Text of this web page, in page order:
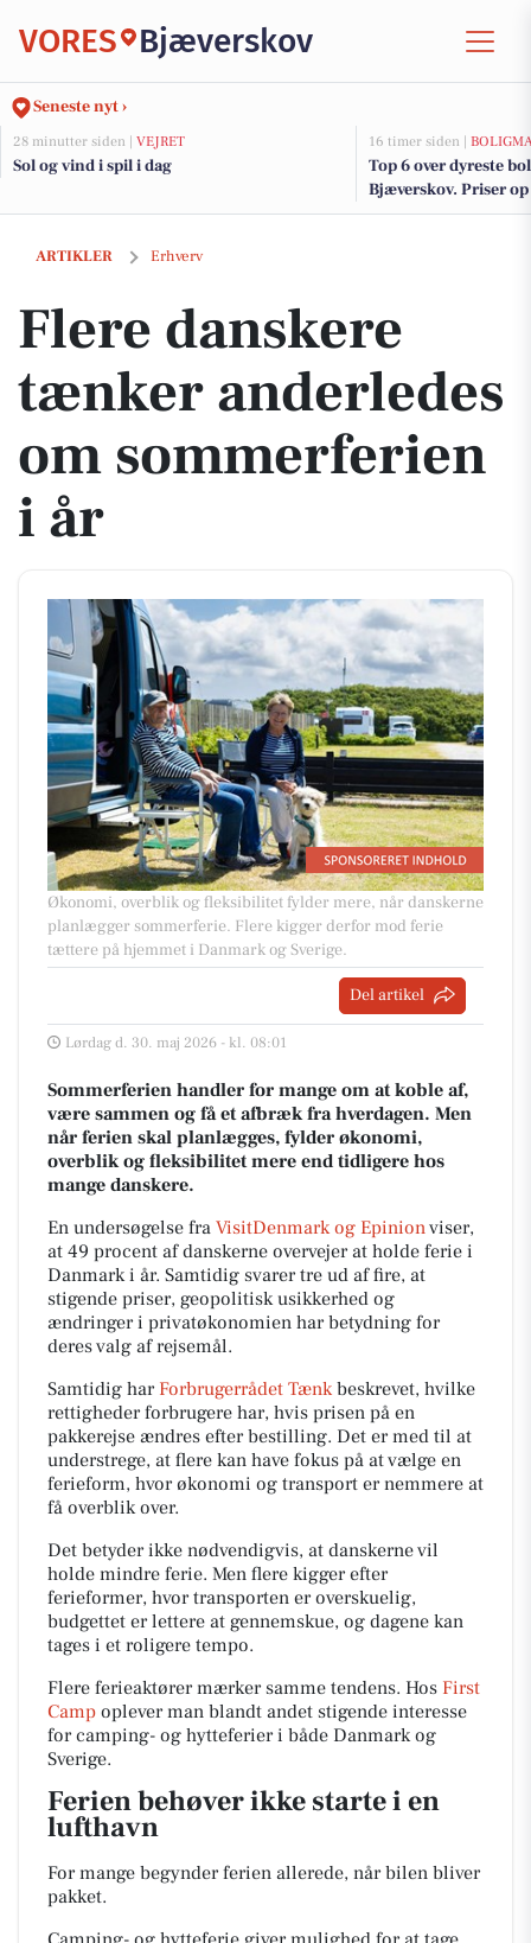
VORES Bjæverskov
Seneste nyt ›
28 minutter siden | VEJRET
Sol og vind i spil i dag
16 timer siden |
Top 6 over dyreste
Bjæverskov. Priser
ARTIKLER Erhverv
Flere danskere tænker anderledes om sommerferien i år
Flere danskere
tænker anderledes
om sommerferien
i år
Økonomi, overblik og fleksibilitet fylder mere, når danskerne
planlægger sommerferie. Flere kigger derfor mod ferie
tættere på hjemmet i Danmark og Sverige.
Del artikel
Lørdag d. 30. maj 2026 - kl. 08:01
Sommerferien handler for mange om at koble af,
være sammen og få et afbræk fra hverdagen. Men
når ferien skal planlægges, fylder økonomi,
overblik og fleksibilitet mere end tidligere hos
mange danskere.
En undersøgelse fra VisitDenmark og Epinionviser,
at 49 procent af danskerne overvejer at holde ferie i
Danmark i år. Samtidig svarer tre ud af fire, at
stigende priser, geopolitisk usikkerhed og
ændringer i privatøkonomien har betydning for
deres valg af rejsemål.
Samtidig har Forbrugerrådet Tænkbeskrevet, hvilke
rettigheder forbrugere har, hvis prisen på en
pakkerejse ændres efter bestilling. Det er med til at
understrege, at flere kan have fokus på at vælge en
ferieform, hvor økonomi og transport er nemmere at
få overblik over.
Det betyder ikke nødvendigvis, at danskerne vil
holde mindre ferie. Men flere kigger efter
ferieformer, hvor transporten er overskuelig,
budgettet er lettere at gennemskue, og dagene kan
tages i et roligere tempo.
Flere ferieaktører mærker samme tendens. Hos First
Camp oplever man blandt andet stigende interesse
for camping- og hytteferier i både Danmark og
Sverige.
Ferien behøver ikke starte i en
lufthavn
For mange begynder ferien allerede, når bilen bliver
pakket.